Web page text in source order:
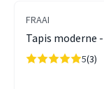
FRAAI
Tapis moderne
5(3)